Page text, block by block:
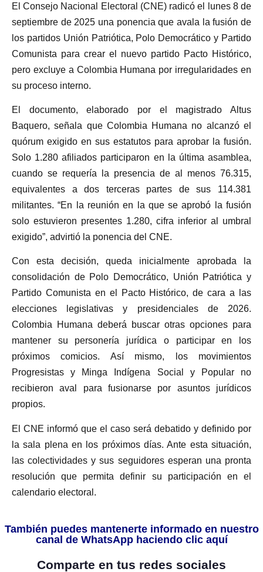
El Consejo Nacional Electoral (CNE) radicó el lunes 8 de
septiembre de 2025 una ponencia que avala la fusión de
los partidos Unión Patriótica, Polo Democrático y Partido
Comunista para crear el nuevo partido Pacto Histórico,
pero excluye a Colombia Humana por irregularidades en
su proceso interno.
El documento, elaborado por el magistrado Altus
Baquero, señala que Colombia Humana no alcanzó el
quórum exigido en sus estatutos para aprobar la fusión.
Solo 1.280 afiliados participaron en la última asamblea,
cuando se requería la presencia de al menos 76.315,
equivalentes a dos terceras partes de sus 114.381
militantes. “En la reunión en la que se aprobó la fusión
solo estuvieron presentes 1.280, cifra inferior al umbral
exigido”, advirtió la ponencia del CNE.
Con esta decisión, queda inicialmente aprobada la
consolidación de Polo Democrático, Unión Patriótica y
Partido Comunista en el Pacto Histórico, de cara a las
elecciones legislativas y presidenciales de 2026.
Colombia Humana deberá buscar otras opciones para
mantener su personería jurídica o participar en los
próximos comicios. Así mismo, los movimientos
Progresistas y Minga Indígena Social y Popular no
recibieron aval para fusionarse por asuntos jurídicos
propios.
El CNE informó que el caso será debatido y definido por
la sala plena en los próximos días. Ante esta situación,
las colectividades y sus seguidores esperan una pronta
resolución que permita definir su participación en el
calendario electoral.
También puedes mantenerte informado en nuestro
canal de WhatsApp haciendo clic aquí
Comparte en tus redes sociales